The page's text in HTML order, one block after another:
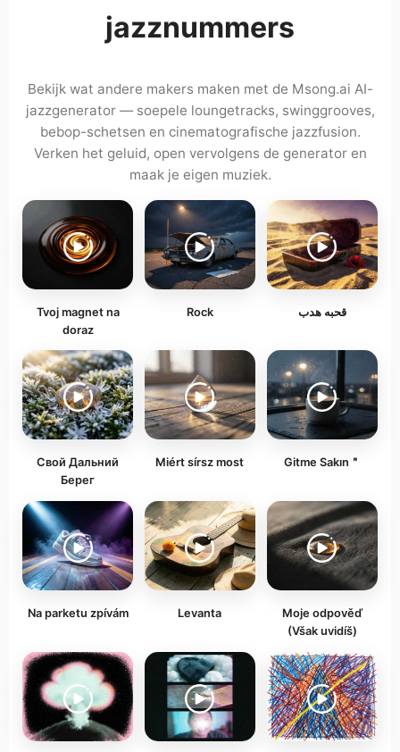
jazznummers
Bekijk wat andere makers maken met de Msong.ai AI-
jazzgenerator — soepele loungetracks, swinggrooves,
bebop-schetsen en cinematografische jazzfusion.
Verken het geluid, open vervolgens de generator en
maak je eigen muziek.
Tvoj magnet na
doraz
Rock قحبه هدب
Свой Дальний
Берег
Miért sírsz most Gitme Sakın＂
Na parketu zpívám Levanta
Moje odpověď
(Však uvidíš)